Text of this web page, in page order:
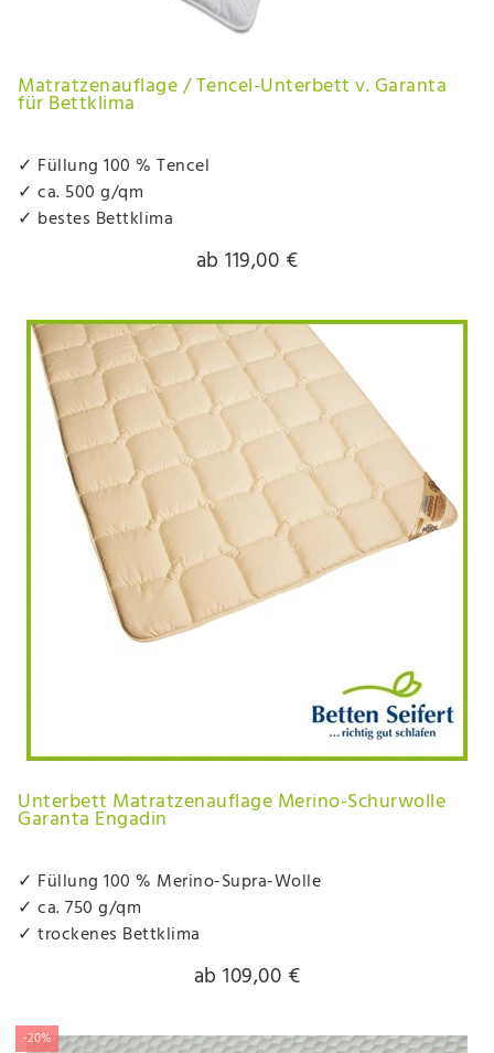
Matratzenauflage / Tencel-Unterbett v. Garanta
für Bettklima
✓ Füllung 100 % Tencel
✓ ca. 500 g/qm
✓ bestes Bettklima
ab 119,00 €
Unterbett Matratzenauflage Merino-Schurwolle
Garanta Engadin
✓ Füllung 100 % Merino-Supra-Wolle
✓ ca. 750 g/qm
✓ trockenes Bettklima
ab 109,00 €
-20%